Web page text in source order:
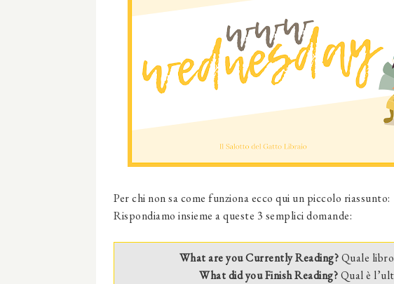
Per chi non sa come funziona ecco qui un piccolo riassunto:
Rispondiamo insieme a queste 3 semplici domande:
What are you Currently Reading?Quale
What did you Finish Reading?Qual è